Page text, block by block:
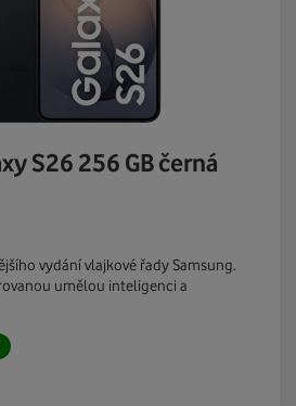
S26 256 GB černá
vydání vlajkové řady Samsung.
umělou inteligenci a